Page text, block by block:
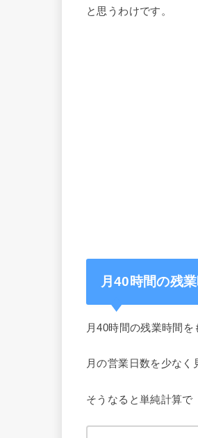
と思うわけです。
月40時間の残
月40時間の残業時間を
月の営業日数を少なく
そうなると単純計算で